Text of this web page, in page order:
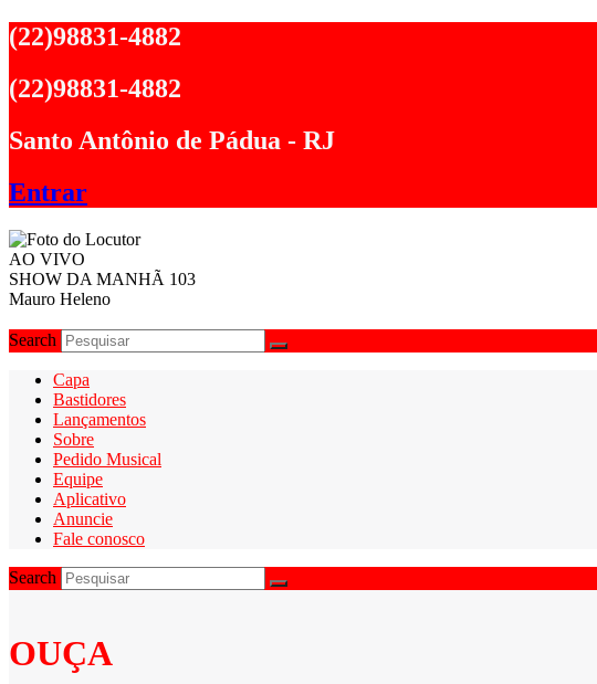
Ir
para
conteúdo
(22)98831-4882
(22)98831-4882
Santo Antônio de Pádua - RJ
Entrar
AO VIVO
SHOW DA MANHÃ 103
Mauro Heleno
Search
Capa
Bastidores
Lançamentos
Sobre
Pedido Musical
Equipe
Aplicativo
Anuncie
Fale conosco
Search
OUÇA